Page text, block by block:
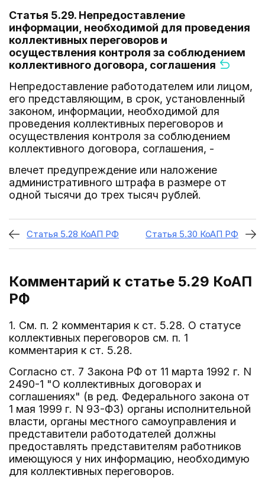
Статья 5.29. Непредоставление
информации, необходимой для проведения
коллективных переговоров и
осуществления контроля за соблюдением
коллективного договора, соглашения
Непредоставление работодателем или лицом,
его представляющим, в срок, установленный
законом, информации, необходимой для
проведения коллективных переговоров и
осуществления контроля за соблюдением
коллективного договора, соглашения, -
влечет предупреждение или наложение
административного штрафа в размере от
одной тысячи до трех тысяч рублей.
Статья 5.28 КоАП РФ Статья 5.30 КоАП РФ
Комментарий к статье 5.29 КоАП
РФ
1. См. п. 2 комментария к ст. 5.28. О статусе
коллективных переговоров см. п. 1
комментария к ст. 5.28.
Согласно ст. 7 Закона РФ от 11 марта 1992 г. N
2490-1 "О коллективных договорах и
соглашениях" (в ред. Федерального закона от
1 мая 1999 г. N 93-ФЗ) органы исполнительной
власти, органы местного самоуправления и
представители работодателей должны
предоставлять представителям работников
имеющуюся у них информацию, необходимую
для коллективных переговоров.